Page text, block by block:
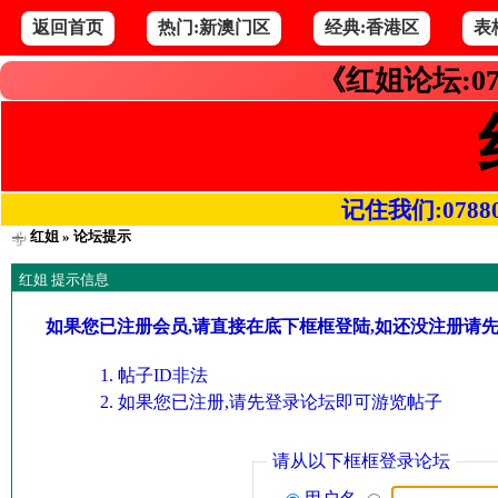
返回首页 热门:新澳门区 经典:香港区 表
《红姐论坛
记住我们
红姐» 论坛提示
红姐 提示信息
如果您已注册会员,请直接在底下框框登陆,如还没注册请
帖子ID非法
如果您已注册,请先登录论坛即可游览帖子
请从以下框框登录论坛